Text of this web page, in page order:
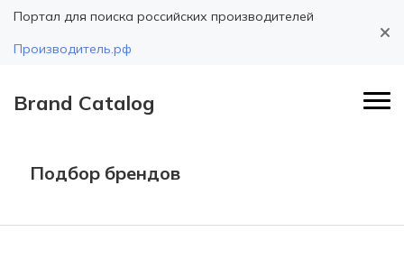
Портал для поиска российских производителей
Производитель.рф
Brand Catalog
Подбор брендов